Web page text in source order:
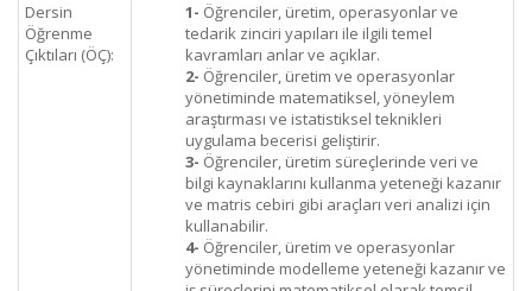
Dersin
Öğrenme
Çıktıları (ÖÇ):
1- Öğrenciler, üretim, operasyonlar ve
tedarik zinciri yapıları ile ilgili temel
kavramları anlar ve açıklar.
2- Öğrenciler, üretim ve operasyonlar
yönetiminde matematiksel, yöneylem
araştırması ve istatistiksel teknikleri
uygulama becerisi geliştirir.
3- Öğrenciler, üretim süreçlerinde veri ve
bilgi kaynaklarını kullanma yeteneği kazanır
ve matris cebiri gibi araçları veri analizi için
kullanabilir.
4- Öğrenciler, üretim ve operasyonlar
yönetiminde modelleme yeteneği kazanır ve